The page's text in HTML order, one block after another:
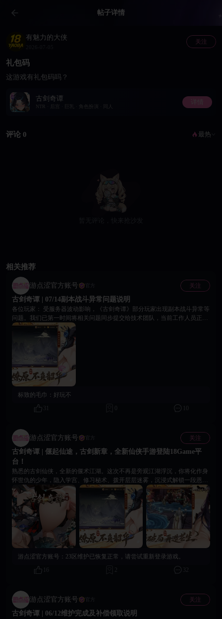
帖子详情
有魅力的大侠
关注
礼包码
这游戏有礼包码吗？
古剑奇谭
NTR · 后宫 · 巨乳 · 角色扮演 · 同人
详情
评论 0 最热
相关推荐
游点涩官方账号 官方 关注
古剑奇谭 | 07/14副本战斗异常问题说明
各位玩家： 受服务器波动影响，《古剑奇谭》部分玩家出现副本战斗异常等
问题。我们已第一时间将相关问题同步提交给技术团队，当前工作人员正在
紧急排查、修复处理中。 对于本次故障给各位玩家带来的不佳游戏体验，我
们深表歉意！感谢大家的包容、理解与支持。 为弥补本次问题带来的损失，
平台为大家准备了专属补偿福利，各位玩家可前往游戏内兑换领取补偿奖
新动态，请各位持续留意平台官方最新公告通知。再次感谢大家的理解与支
持，祝各位游戏愉快！ 游点涩官方团队 2026年07月14日
标致的毛巾： 好玩不
31
0 10
游点涩官方账号 官方 关注
古剑奇谭 | 偃起仙途，古剑新章，全新仙侠手游登陆18Game平
台！
熟悉的古剑仙侠，全新的偃术江湖。这次不再是旁观江湖浮沉，你将化作身
怀世仇的少年，隐入学宫、修习秘术、拨开层层迷雾，沉浸式解锁一段恩怨
交织的全新传奇。 📖 沉浸式主线｜一介少年，为寻真相踏仙途 你将化名鹤
九潜入太乙学宫，以偃术学子的身份蛰伏修行，追查兄长遇害的尘封真相，
在修行历练中揭开藏在仙门盛世下的惊天阴谋。 ⚙️ 偃甲养成｜百种灵偃，
打造专属战力战队 游戏内含70余位性格、人设、技能各不相同的偃甲灵体，
可召唤收集、升级升星、改造进阶，自由培养强力偃甲，成为你闯荡仙途的
核心助力。 🧠 策略回合｜属性博弈，告别无脑刷图 经典3D回合制战斗，依
托火、木、水、阴、阳五行属性克制，搭配独特契灵系统解锁专属被动，灵
解锁温情奇遇 修行路上邂逅多位风骨各异的绝美知己，深度互动增进好感，
解锁专属剧情与专属福利，每日登录即可领取丰厚养成奖励，仙途从不独
与温柔。 📜 偃术新开章，古剑赴新约。即刻登入18Game平台，搜索《古剑
奇谭》并下载，共赴这场千年偃仙之约！
游点涩官方账号： 23区维护已恢复正常，请尝试重新登录游戏。
2 32
游点涩官方账号 官方 关注
古剑奇谭 | 06/12维护完成及补偿领取说明